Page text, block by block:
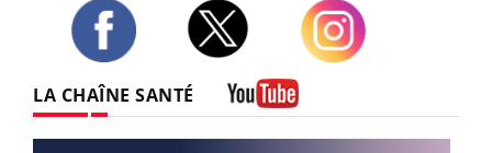
LA CHAÎNE SANTÉ